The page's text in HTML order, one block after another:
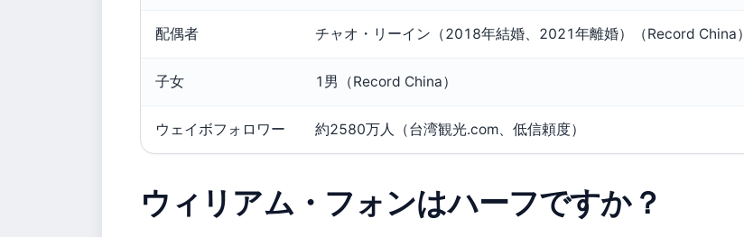
配偶者 チャオ・リーイン（2018年結婚、2021年離婚）（Record China）
子女 1男（Record China）
ウェイボフォロワー 約2580万人（台湾観光.com、低信頼度）
ウィリアム・フォンはハーフですか？